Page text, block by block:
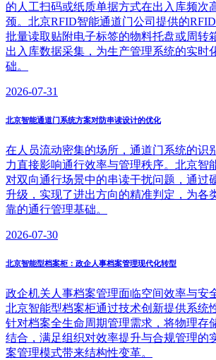
的人工扫码或纸质单据方式在出入库频次
颈。北京RFID智能通道门公司提供的
批量读取贴附电子标签的物料托盘或周转
出入库数据采集，为生产管理系统的实时
础。
2026-07-31
北京智能通道门系统方案对防串读设计的优化
在人员流动密集的场所，通道门系统的识
力直接影响通行效率与管理秩序。北京智
对双向通行场景中的串读干扰问题，通过
升级，实现了进出方向的精准判定，为各
靠的通行管理基础。
2026-07-30
北京智能型档案柜：政企人事档案管理现代化转型
政企机关人事档案管理面临空间效率与安
北京智能型档案柜通过技术创新提供系统
针对档案全生命周期管理需求，将物理存
结合，满足组织对效率提升与合规管理的
案管理模式带来结构性变革。